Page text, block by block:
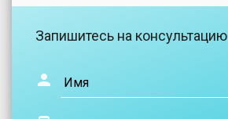
Запишитесь на консультацию
Имя